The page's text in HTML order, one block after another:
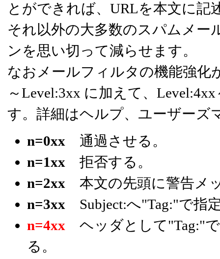
とができれば、URLを本文に記
それ以外の大多数のスパムメー
ンを思い切って減らせます。
なおメールフィルタの機能強化
～Level:3xx に加えて、
す。詳細はヘルプ、ユーザーズ
n=0xx 通過させる。
n=1xx 拒否する。
n=2xx 本文の先頭に警告メ
n=3xx Subject:へ"Tag:"で指
n=4xx ヘッダとして"Tag:"
る。